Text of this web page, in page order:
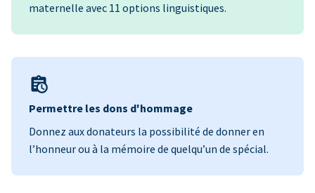
maternelle avec 11 options linguistiques.
Permettre les dons d'hommage
Donnez aux donateurs la possibilité de donner en
l’honneur ou à la mémoire de quelqu’un de spécial.